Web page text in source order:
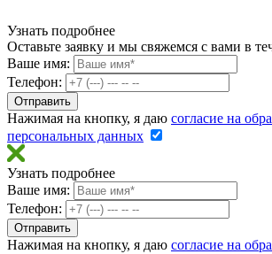
Узнать подробнее
Оставьте заявку и мы свяжемся с вами в
Ваше имя:
Телефон:
Нажимая на кнопку, я даю согласие на
персональных данных
Узнать подробнее
Ваше имя:
Телефон:
Нажимая на кнопку, я даю согласие на